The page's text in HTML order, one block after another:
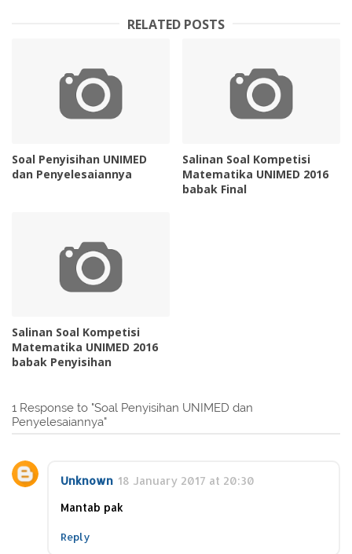
RELATED POSTS
Soal Penyisihan UNIMED
dan Penyelesaiannya
Salinan Soal Kompetisi
Matematika UNIMED 2016
babak Final
Salinan Soal Kompetisi
Matematika UNIMED 2016
babak Penyisihan
1 Response to "Soal Penyisihan UNIMED dan
Penyelesaiannya"
Unknown 18 January 2017 at 20:30
Mantab pak
Reply